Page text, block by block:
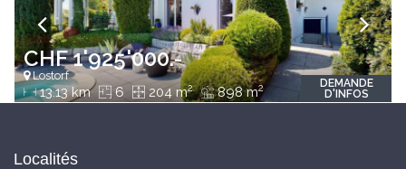
CHF 1'925'000.-
Lostorf
13.13 km 6 204 m2 898 m2
DEMANDE
D'INFOS
Localités